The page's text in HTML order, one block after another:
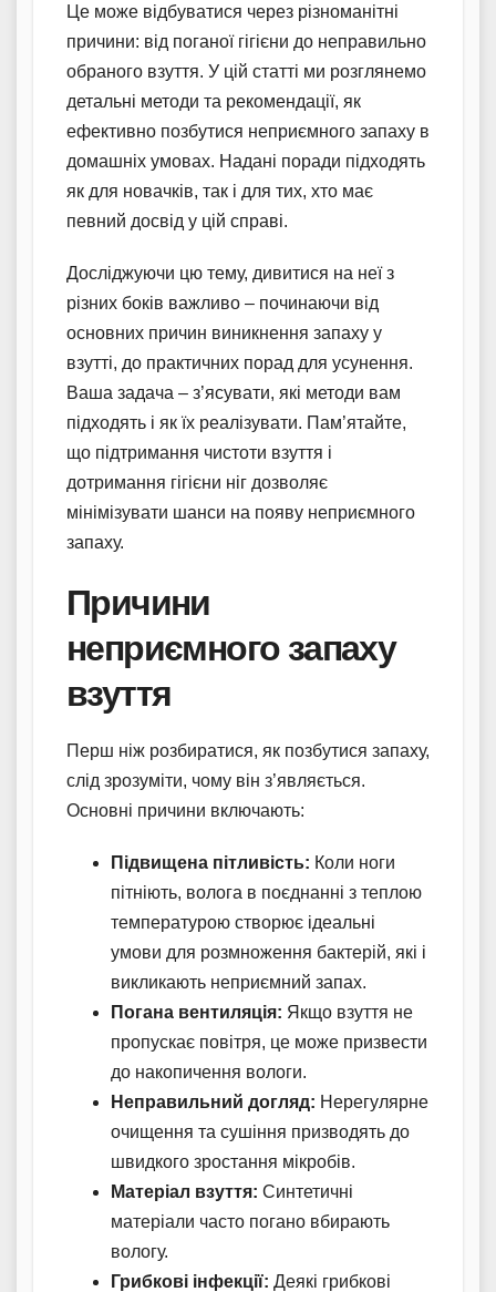
Це може відбуватися через різноманітні
причини: від поганої гігієни до неправильно
обраного взуття. У цій статті ми розглянемо
детальні методи та рекомендації, як
ефективно позбутися неприємного запаху в
домашніх умовах. Надані поради підходять
як для новачків, так і для тих, хто має
певний досвід у цій справі.
Досліджуючи цю тему, дивитися на неї з
різних боків важливо – починаючи від
основних причин виникнення запаху у
взутті, до практичних порад для усунення.
Ваша задача – з’ясувати, які методи вам
підходять і як їх реалізувати. Пам’ятайте,
що підтримання чистоти взуття і
дотримання гігієни ніг дозволяє
мінімізувати шанси на появу неприємного
запаху.
Причини
неприємного запаху
взуття
Перш ніж розбиратися, як позбутися запаху,
слід зрозуміти, чому він з’являється.
Основні причини включають:
Підвищена пітливість: Коли ноги
пітніють, волога в поєднанні з теплою
температурою створює ідеальні
умови для розмноження бактерій, які і
викликають неприємний запах.
Погана вентиляція: Якщо взуття не
пропускає повітря, це може призвести
до накопичення вологи.
Неправильний догляд: Нерегулярне
очищення та сушіння призводять до
швидкого зростання мікробів.
Матеріал взуття: Синтетичні
матеріали часто погано вбирають
вологу.
Грибкові інфекції: Деякі грибкові